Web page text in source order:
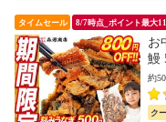
タイムセール 8/7時点_ポイント最大
お
鰻
送
衝
80
約
ク